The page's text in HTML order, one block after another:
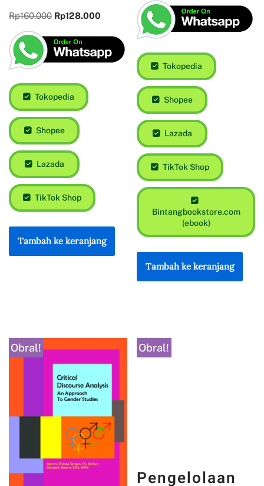
Rp160.000 Rp128.000
Tokopedia
Shopee
Lazada
TikTok Shop
Tambah ke keranjang
Tokopedia
Shopee
Lazada
TikTok Shop
Bintangbookstore.com
(ebook)
Tambah ke keranjang
Obral! Obral!
Pengelolaan